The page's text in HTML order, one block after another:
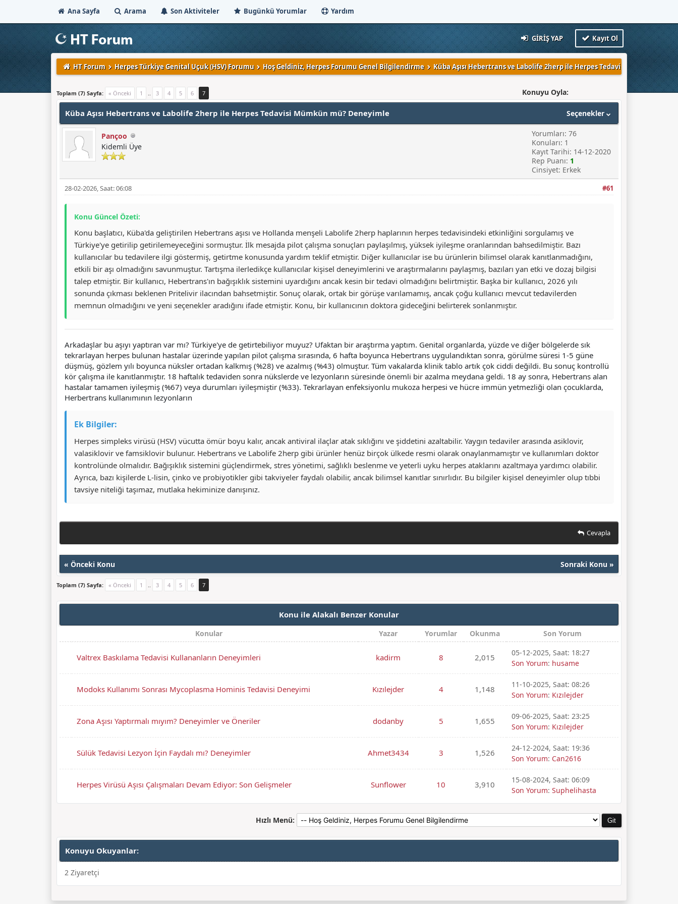
Ana Sayfa Arama Son Aktiviteler Bugünkü Yorumlar Yardım
GIRIŞ YAP Kayıt Ol
HT Forum Herpes Türkiye Genital Uçuk (HSV) Forumu Hoş Geldiniz, Herpes Forumu Genel Bilgilendirme Küba Aşısı Hebertrans ve Labolife 2herp ile Herpes Tedavisi Mümkün mü?
Toplam (7) Sayfa: « Önceki 1 .. 3 4 5 6 7 Konuyu Oyla:
Derecelendirme: 4/5 - 1 oy
1
2
3
4
5
Seçenekler
Küba Aşısı Hebertrans ve Labolife 2herp ile Herpes Tedavisi Mümkün mü? Deneyimle
Pançoo
Kidemli Üye
Yorumları: 76
Konuları: 1
Kayıt Tarihi: 14-12-2020
Rep Puanı: 1
Cinsiyet: Erkek
#61
28-02-2026, Saat: 06:08
Konu Güncel Özeti:
Konu başlatıcı, Küba'da geliştirilen Hebertrans aşısı ve Hollanda menşeli Labolife 2herp haplarının herpes tedavisindeki etkinliğini sorgulamış ve
Türkiye'ye getirilip getirilemeyeceğini sormuştur. İlk mesajda pilot çalışma sonuçları paylaşılmış, yüksek iyileşme oranlarından bahsedilmiştir. Bazı
kullanıcılar bu tedavilere ilgi göstermiş, getirtme konusunda yardım teklif etmiştir. Diğer kullanıcılar ise bu ürünlerin bilimsel olarak kanıtlanmadığını,
etkili bir aşı olmadığını savunmuştur. Tartışma ilerledikçe kullanıcılar kişisel deneyimlerini ve araştırmalarını paylaşmış, bazıları yan etki ve dozaj bilgisi
talep etmiştir. Bir kullanıcı, Hebertrans'ın bağışıklık sistemini uyardığını ancak kesin bir tedavi olmadığını belirtmiştir. Başka bir kullanıcı, 2026 yılı
sonunda çıkması beklenen Pritelivir ilacından bahsetmiştir. Sonuç olarak, ortak bir görüşe varılamamış, ancak çoğu kullanıcı mevcut tedavilerden
memnun olmadığını ve yeni seçenekler aradığını ifade etmiştir. Konu, bir kullanıcının doktora gideceğini belirterek sonlanmıştır.
Arkadaşlar bu aşıyı yaptıran var mı? Türkiye'ye de getirtebiliyor muyuz? Ufaktan bir araştırma yaptım. Genital organlarda, yüzde ve diğer bölgelerde sık
tekrarlayan herpes bulunan hastalar üzerinde yapılan pilot çalışma sırasında, 6 hafta boyunca Hebertrans uygulandıktan sonra, görülme süresi 1-5 güne
düşmüş, gözlem yılı boyunca nüksler ortadan kalkmış (%28) ve azalmış (%43) olmuştur. Tüm vakalarda klinik tablo artık çok ciddi değildi. Bu sonuç kontrollü
kör çalışma ile kanıtlanmıştır. 18 haftalık tedaviden sonra nükslerde ve lezyonların süresinde önemli bir azalma meydana geldi. 18 ay sonra, Hebertrans alan
hastalar tamamen iyileşmiş (%67) veya durumları iyileşmiştir (%33). Tekrarlayan enfeksiyonlu mukoza herpesi ve hücre immün yetmezliği olan çocuklarda,
Herbertrans kullanımının lezyonların
Ek Bilgiler:
Herpes simpleks virüsü (HSV) vücutta ömür boyu kalır, ancak antiviral ilaçlar atak sıklığını ve şiddetini azaltabilir. Yaygın tedaviler arasında asiklovir,
valasiklovir ve famsiklovir bulunur. Hebertrans ve Labolife 2herp gibi ürünler henüz birçok ülkede resmi olarak onaylanmamıştır ve kullanımları doktor
kontrolünde olmalıdır. Bağışıklık sistemini güçlendirmek, stres yönetimi, sağlıklı beslenme ve yeterli uyku herpes ataklarını azaltmaya yardımcı olabilir.
Ayrıca, bazı kişilerde L-lisin, çinko ve probiyotikler gibi takviyeler faydalı olabilir, ancak bilimsel kanıtlar sınırlıdır. Bu bilgiler kişisel deneyimler olup tıbbi
tavsiye niteliği taşımaz, mutlaka hekiminize danışınız.
Cevapla
« Önceki Konu Sonraki Konu »
Toplam (7) Sayfa: « Önceki 1 .. 3 4 5 6 7
Konu ile Alakalı Benzer Konular
Konular Yazar Yorumlar Okunma Son Yorum
Valtrex Baskılama Tedavisi Kullananların Deneyimleri kadirm 8 2,015
05-12-2025, Saat: 18:27
Son Yorum: husame
Modoks Kullanımı Sonrası Mycoplasma Hominis Tedavisi Deneyimi Kızılejder 4 1,148
11-10-2025, Saat: 08:26
Son Yorum: Kızılejder
Zona Aşısı Yaptırmalı mıyım? Deneyimler ve Öneriler dodanby 5 1,655
09-06-2025, Saat: 23:25
Son Yorum: Kızılejder
Sülük Tedavisi Lezyon İçin Faydalı mı? Deneyimler Ahmet3434 3 1,526
24-12-2024, Saat: 19:36
Son Yorum: Can2616
Herpes Virüsü Aşısı Çalışmaları Devam Ediyor: Son Gelişmeler Sunflower 10 3,910
15-08-2024, Saat: 06:09
Son Yorum: Suphelihasta
Hızlı Menü:
Konuyu Okuyanlar:
2 Ziyaretçi